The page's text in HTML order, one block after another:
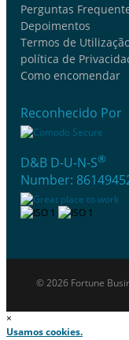
Perguntas
Depoimentos
Termos de
política de
Como encomendar
Reconhecido Por
D&B D-U-N-S®
Number:
© 2026 Fortune
×
Usamos cookies.